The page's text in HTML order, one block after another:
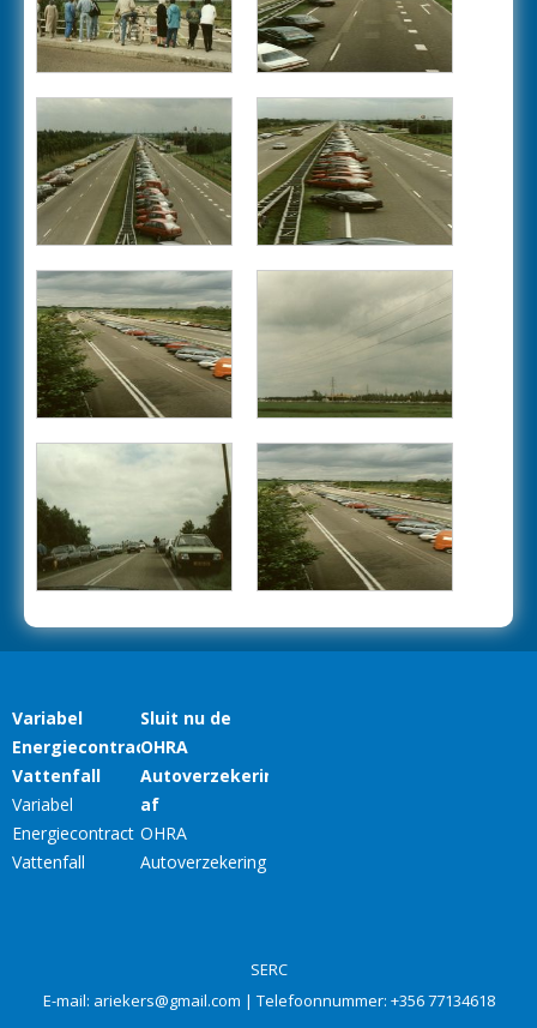
SERC
E-mail: ariekers@gmail.com | Telefoonnummer: +356 77134618